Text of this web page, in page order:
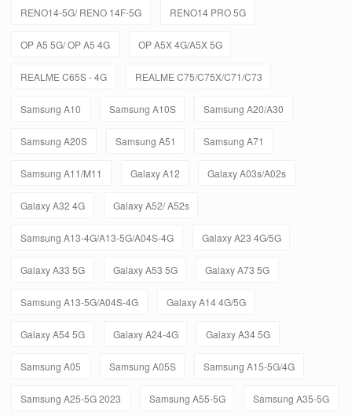
RENO14-5G/ RENO 14F-5G RENO14 PRO 5G
OP A5 5G/ OP A5 4G OP A5X 4G/A5X 5G
REALME C65S - 4G REALME C75/C75X/C71/C73
Samsung A10 Samsung A10S Samsung A20/A30
Samsung A20S Samsung A51 Samsung A71
Samsung A11/M11 Galaxy A12 Galaxy A03s/A02s
Galaxy A32 4G Galaxy A52/ A52s
Samsung A13-4G/A13-5G/A04S-4G Galaxy A23 4G/5G
Galaxy A33 5G Galaxy A53 5G Galaxy A73 5G
Samsung A13-5G/A04S-4G Galaxy A14 4G/5G
Galaxy A54 5G Galaxy A24-4G Galaxy A34 5G
Samsung A05 Samsung A05S Samsung A15-5G/4G
Samsung A25-5G 2023 Samsung A55-5G Samsung A35-5G